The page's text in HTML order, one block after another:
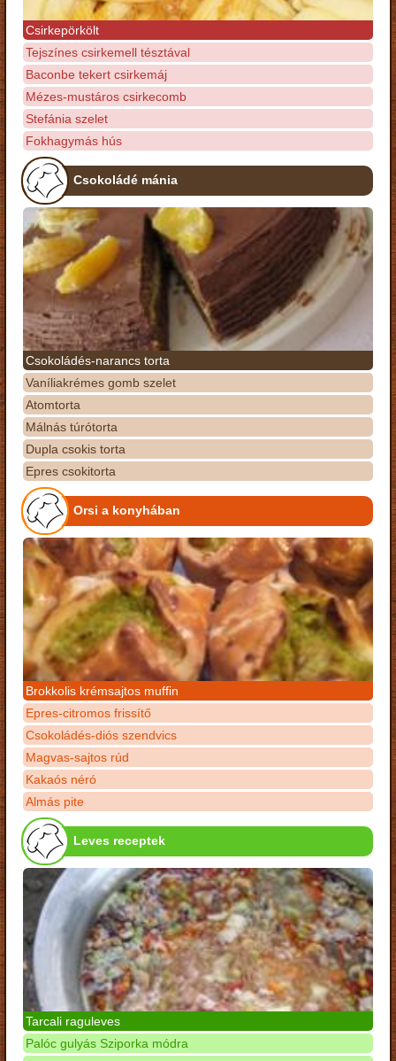
Csirkepörkölt
Tejszínes csirkemell tésztával
Baconbe tekert csirkemáj
Mézes-mustáros csirkecomb
Stefánia szelet
Fokhagymás hús
Csokoládé mánia
Csokoládés-narancs torta
Vaníliakrémes gomb szelet
Atomtorta
Málnás túrótorta
Dupla csokis torta
Epres csokitorta
Orsi a konyhában
Brokkolis krémsajtos muffin
Epres-citromos frissítő
Csokoládés-diós szendvics
Magvas-sajtos rúd
Kakaós néró
Almás pite
Leves receptek
Tarcali raguleves
Palóc gulyás Sziporka módra